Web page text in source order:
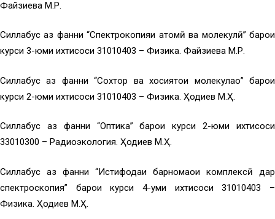
Файзиева М.Р.
Силлабус аз фанни “Спектрокопияи атомӣ ва молекулӣ” барои
курси 3-юми ихтисоси 31010403 – Физика. Файзиева М.Р.
Силлабус аз фанни “Сохтор ва хосиятҳои молекулаҳо” барои
курси 2-юми ихтисоси 31010403 – Физика. Ҳодиев М.Ҳ.
Силлабус аз фанни “Оптика” барои курси 2-юми ихтисоси
33010300 – Радиоэкология. Ҳодиев М.Ҳ.
Силлабус аз фанни “Истифодаи барномаҳои комплексӣ дар
спектроскопия” барои курси 4-уми ихтисоси 31010403 –
Физика. Ҳодиев М.Ҳ.